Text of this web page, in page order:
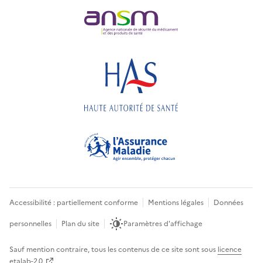
Accessibilité : partiellement conforme Mentions légales
Données
personnelles
Plan du site Paramètres d'affichage
Sauf mention contraire, tous les contenus de ce site sont sous licence